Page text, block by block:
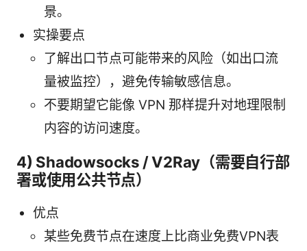
景。
实操要点
了解出口节点可能带来的风险（如出口流
量被监控），避免传输敏感信息。
不要期望它能像 VPN 那样提升对地理限制
内容的访问速度。
4) Shadowsocks / V2Ray（需要自行部
署或使用公共节点）
优点
某些免费节点在速度上比商业免费VPN表